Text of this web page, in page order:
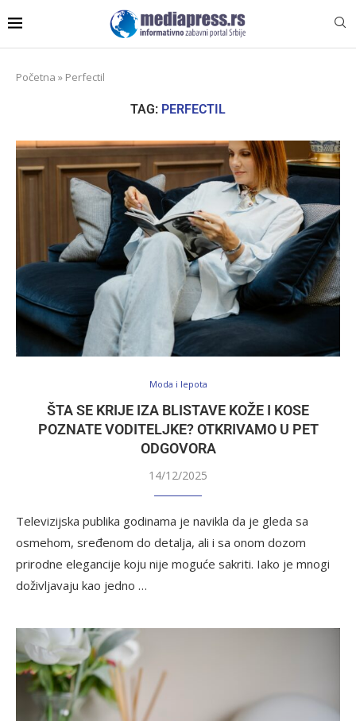
Početna » Perfectil
TAG: PERFECTIL
Moda i lepota
ŠTA SE KRIJE IZA BLISTAVE KOŽE I KOSE
POZNATE VODITELJKE? OTKRIVAMO U PET
ODGOVORA
14/12/2025
Televizijska publika godinama je navikla da je gleda sa
osmehom, sređenom do detalja, ali i sa onom dozom
prirodne elegancije koju nije moguće sakriti. Iako je mnogi
doživljavaju kao jedno …